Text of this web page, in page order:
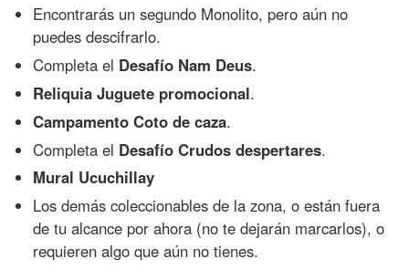
Encontrarás un segundo Monolito, pero aún no
puedes descifrarlo.
Completa el Desafío Nam Deus.
Reliquia Juguete promocional.
Campamento Coto de caza.
Completa el Desafío Crudos despertares.
Mural Ucuchillay
Los demás coleccionables de la zona, o están fuera
de tu alcance por ahora (no te dejarán marcarlos), o
requieren algo que aún no tienes.